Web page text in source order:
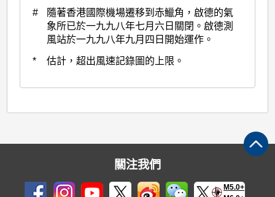
#
隨著香港國際機場遷移到赤鱲角，啟德的氣
象所已於一九九八年七月六日關閉。啟德測
風站於一九九八年九月四日開始運作。
* 估計，超出風速記錄圖的上限。
關注我們
M5.0+